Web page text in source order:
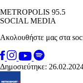
METROPOLIS 95.5
SOCIAL MEDIA
Ακολουθήστε μας στα
Δημοσιεύτηκε: